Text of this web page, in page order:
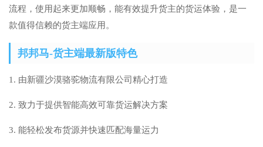
流程，使用起来更加顺畅，能有效提升货主的货运体验，是一
款值得信赖的货主端应用。
邦邦马-货主端最新版特色
1. 由新疆沙漠骆驼物流有限公司精心打造
2. 致力于提供智能高效可靠货运解决方案
3. 能轻松发布货源并快速匹配海量运力